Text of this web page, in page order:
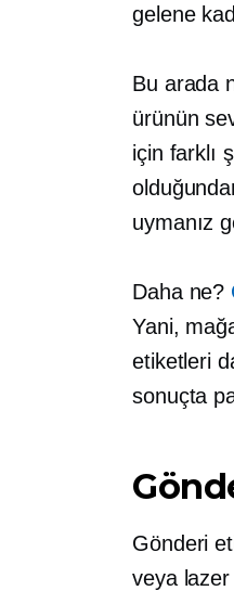
gelene
Bu arada
ürünün
için farklı
uymanız
Daha ne?
Yani,
etiketleri
sonuçta
Gönderi
veya lazer